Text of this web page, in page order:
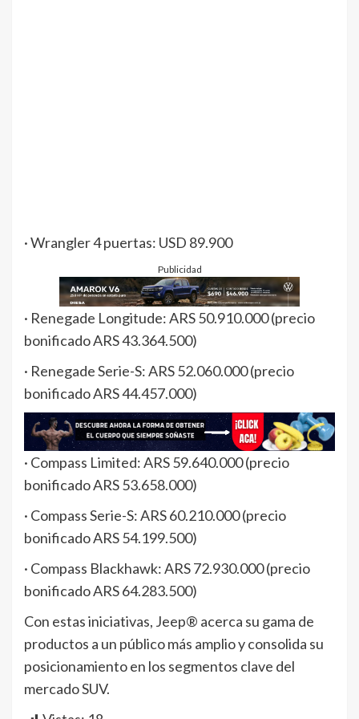
· Wrangler 4 puertas: USD 89.900
Publicidad
· Renegade Longitude: ARS 50.910.000 (precio
bonificado ARS 43.364.500)
· Renegade Serie-S: ARS 52.060.000 (precio
bonificado ARS 44.457.000)
· Compass Limited: ARS 59.640.000 (precio
bonificado ARS 53.658.000)
· Compass Serie-S: ARS 60.210.000 (precio
bonificado ARS 54.199.500)
· Compass Blackhawk: ARS 72.930.000 (precio
bonificado ARS 64.283.500)
Con estas iniciativas, Jeep® acerca su gama de
productos a un público más amplio y consolida su
posicionamiento en los segmentos clave del
mercado SUV.